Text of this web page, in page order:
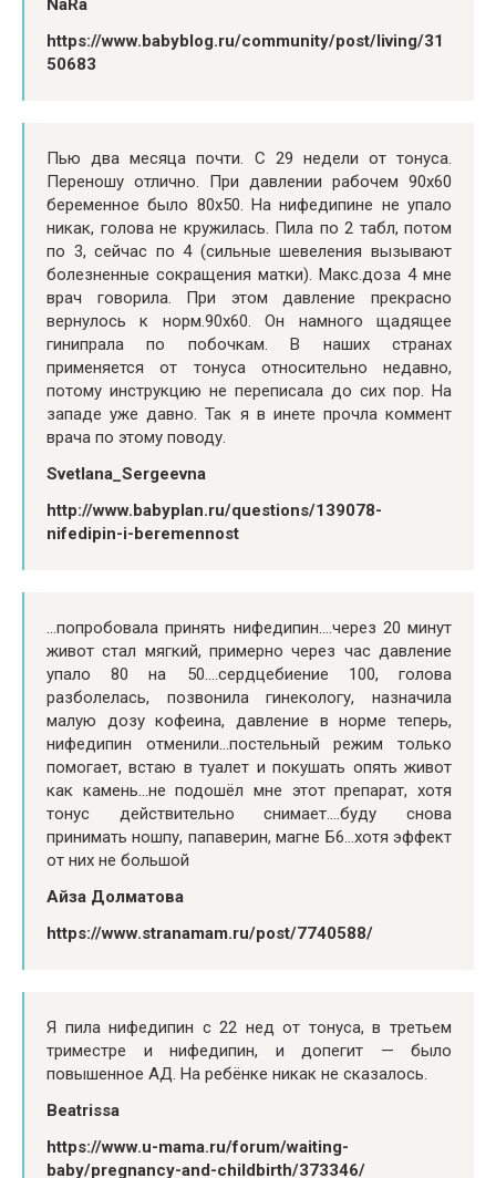
NaRa
https://www.babyblog.ru/community/post/living/31
50683
Пью два месяца почти. С 29 недели от тонуса.
Переношу отлично. При давлении рабочем 90х60
беременное было 80х50. На нифедипине не упало
никак, голова не кружилась. Пила по 2 табл, потом
по 3, сейчас по 4 (сильные шевеления вызывают
болезненные сокращения матки). Макс.доза 4 мне
врач говорила. При этом давление прекрасно
вернулось к норм.90х60. Он намного щадящее
гинипрала по побочкам. В наших странах
применяется от тонуса относительно недавно,
потому инструкцию не переписала до сих пор. На
западе уже давно. Так я в инете прочла коммент
врача по этому поводу.
Svetlana_Sergeevna
http://www.babyplan.ru/questions/139078-
nifedipin-i-beremennost
…попробовала принять нифедипин….через 20 минут
живот стал мягкий, примерно через час давление
упало 80 на 50….сердцебиение 100, голова
разболелась, позвонила гинекологу, назначила
малую дозу кофеина, давление в норме теперь,
нифедипин отменили…постельный режим только
помогает, встаю в туалет и покушать опять живот
как камень…не подошёл мне этот препарат, хотя
тонус действительно снимает….буду снова
принимать ношпу, папаверин, магне Б6…хотя эффект
от них не большой
Айза Долматова
https://www.stranamam.ru/post/7740588/
Я пила нифедипин с 22 нед от тонуса, в третьем
триместре и нифедипин, и допегит — было
повышенное АД. На ребёнке никак не сказалось.
Beatrissa
https://www.u-mama.ru/forum/waiting-
baby/pregnancy-and-childbirth/373346/